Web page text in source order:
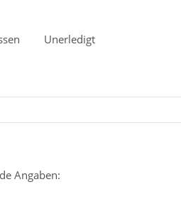
Unerledigt
Angaben: